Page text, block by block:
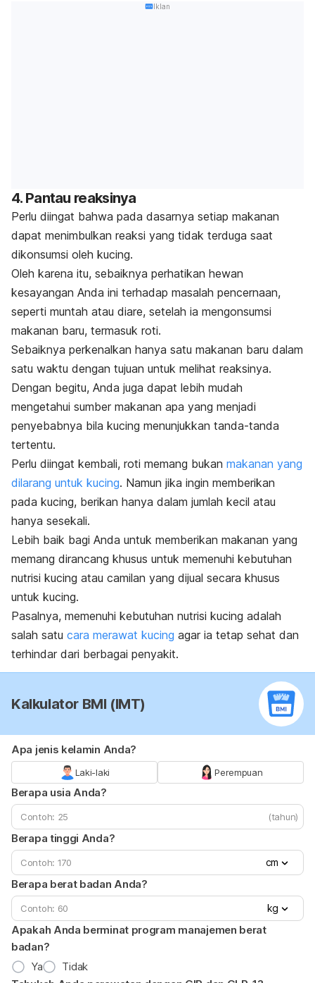
Iklan
4. Pantau reaksinya
Perlu diingat bahwa pada dasarnya setiap makanan
dapat menimbulkan reaksi yang tidak terduga saat
dikonsumsi oleh kucing.
Oleh karena itu, sebaiknya perhatikan hewan
kesayangan Anda ini terhadap masalah pencernaan,
seperti muntah atau diare, setelah ia mengonsumsi
makanan baru, termasuk roti.
Sebaiknya perkenalkan hanya satu makanan baru dalam
satu waktu dengan tujuan untuk melihat reaksinya.
Dengan begitu, Anda juga dapat lebih mudah
mengetahui sumber makanan apa yang menjadi
penyebabnya bila kucing menunjukkan tanda-tanda
tertentu.
Perlu diingat kembali, roti memang bukan makanan yang
dilarang untuk kucing. Namun jika ingin memberikan
pada kucing, berikan hanya dalam jumlah kecil atau
hanya sesekali.
Lebih baik bagi Anda untuk memberikan makanan yang
memang dirancang khusus untuk memenuhi kebutuhan
nutrisi kucing atau camilan yang dijual secara khusus
untuk kucing.
Pasalnya, memenuhi kebutuhan nutrisi kucing adalah
salah satu cara merawat kucing agar ia tetap sehat dan
terhindar dari berbagai penyakit.
Kalkulator BMI (IMT)
Apa jenis kelamin Anda?
Laki-laki Perempuan
Berapa usia Anda?
(tahun)
Berapa tinggi Anda?
cm
Berapa berat badan Anda?
kg
Apakah Anda berminat program manajemen berat
badan?
Ya
Tidak